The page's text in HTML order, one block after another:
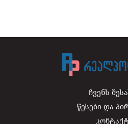
ჩვენს
წესები და